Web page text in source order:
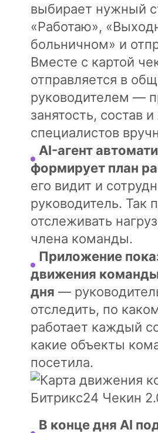
выбирает нужный
«Работаю»,
больничном» и
Вместе с картой
отправляется в
руководителем —
занятость, состав
специалистов
AI-агент
формирует план
его видит и
руководитель. Так
отслеживать
члена команды.
Приложение
движения
дня —
отследить, по
работает каждый
какие объекты
посетила.
В конце дня AI